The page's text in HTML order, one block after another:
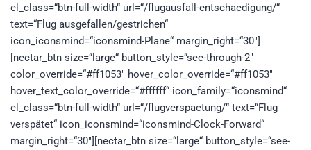
el_class=“btn-full-width“ url=“/flugausfall-entschaedigung/“
text=“Flug ausgefallen/gestrichen“
icon_iconsmind=“iconsmind-Plane“ margin_right=“30″]
[nectar_btn size=“large“ button_style=“see-through-2″
color_override=“#ff1053″ hover_color_override=“#ff1053″
hover_text_color_override=“#ffffff“ icon_family=“iconsmind“
el_class=“btn-full-width“ url=“/flugverspaetung/“ text=“Flug
verspätet“ icon_iconsmind=“iconsmind-Clock-Forward“
margin_right=“30″][nectar_btn size=“large“ button_style=“see-